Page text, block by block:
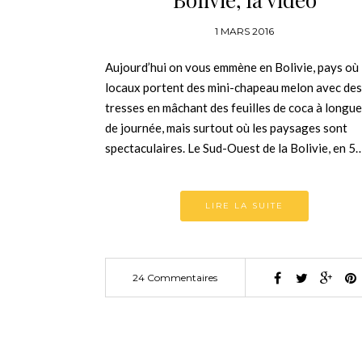
1 MARS 2016
Aujourd’hui on vous emmène en Bolivie, pays où
locaux portent des mini-chapeau melon avec des
tresses en mâchant des feuilles de coca à
de journée, mais surtout où les paysages sont
spectaculaires. Le Sud-Ouest de la Bolivie, en
LIRE LA SUITE
24 Commentaires